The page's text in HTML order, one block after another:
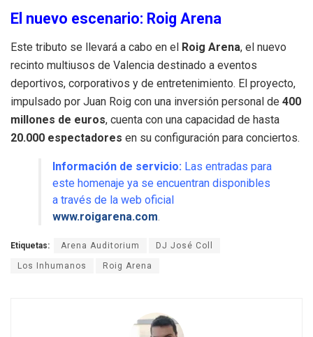
El nuevo escenario: Roig Arena
Este tributo se llevará a cabo en el Roig Arena, el nuevo
recinto multiusos de Valencia destinado a eventos
deportivos, corporativos y de entretenimiento. El proyecto,
impulsado por Juan Roig con una inversión personal de 400
millones de euros, cuenta con una capacidad de hasta
20.000 espectadores en su configuración para conciertos.
Información de servicio: Las entradas para
este homenaje ya se encuentran disponibles
a través de la web oficial
www.roigarena.com.
Etiquetas: Arena Auditorium DJ José Coll
Los Inhumanos Roig Arena